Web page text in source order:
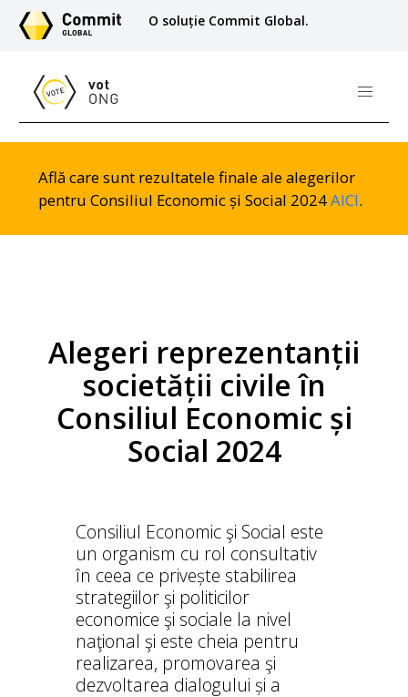
O soluție Commit Global.
Află care sunt rezultatele finale ale alegerilor
pentru Consiliul Economic și Social 2024AICI.
Alegeri reprezentanții
societății civile în
Consiliul Economic și
Social 2024
Consiliul Economic şi Social este
un organism cu rol consultativ
în ceea ce privește stabilirea
strategiilor şi politicilor
economice şi sociale la nivel
naţional şi este cheia pentru
realizarea, promovarea şi
dezvoltarea dialogului și a